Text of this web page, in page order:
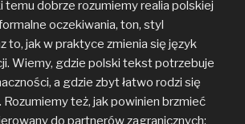
temu dobrze rozumiemy realia polskiej
oczekiwania, ton, styl
to, jak w praktyce zmienia się język
Wiemy, gdzie polski tekst potrzebuje
a gdzie zbyt łatwo rodzi się
też, jak powinien brzmieć
do partnerów zagranicznych: